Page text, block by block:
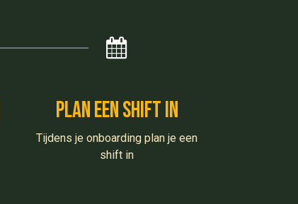
plan een shift in
Tijdens je onboarding plan je een
shift in